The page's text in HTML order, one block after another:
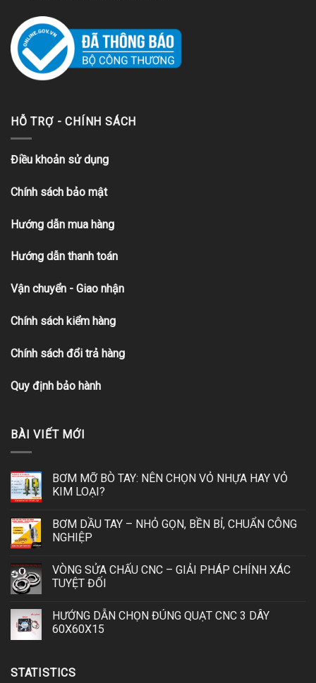
HỖ TRỢ - CHÍNH SÁCH
Điều khoản sử dụng
Chính sách bảo mật
Hướng dẫn mua hàng
Hướng dẫn thanh toán
Vận chuyển - Giao nhận
Chính sách kiểm hàng
Chính sách đổi trả hàng
Quy định bảo hành
BÀI VIẾT MỚI
BƠM MỠ BÒ TAY: NÊN CHỌN VỎ NHỰA HAY VỎ
KIM LOẠI?
BƠM DẦU TAY – NHỎ GỌN, BỀN BỈ, CHUẨN CÔNG
NGHIỆP
VÒNG SỬA CHẤU CNC – GIẢI PHÁP CHÍNH XÁC
TUYỆT ĐỐI
HƯỚNG DẪN CHỌN ĐÚNG QUẠT CNC 3 DÂY
60X60X15
STATISTICS